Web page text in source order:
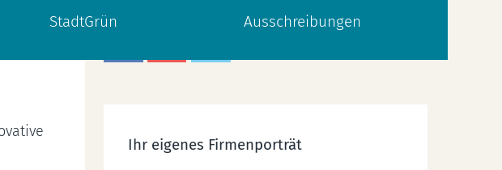
StadtGrün Ausschreibungen
Ihr eigenes Firmenporträt